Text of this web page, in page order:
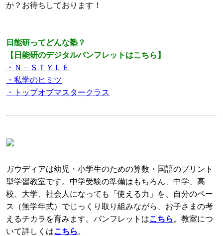
か？お待ちしております！
日能研ってどんな塾？
【日能研のデジタルパンフレットはこちら】
・Ｎ－ＳＴＹＬＥ
・私学のヒミツ
・トップオブマスタークラス
ガウディアは幼児・小学生のための算数・国語のプリント
型学習教室です。中学受験の準備はもちろん、中学、高
校、大学、社会人になっても「使える力」を、自分のペー
ス（無学年式）でじっくり取り組みながら、お子さまの考
えるチカラを育みます。パンフレットはこちら 。教室につ
いて詳しくはこちら 。